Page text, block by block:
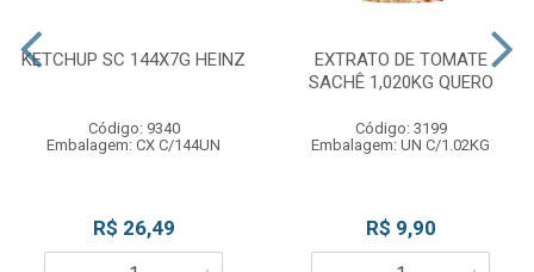
KETCHUP SC 144X7G HEINZ
Código: 9340
Embalagem: CX C/144UN
R$ 26,49
EXTRATO DE TOMATE
SACHÊ 1,020KG QUERO
Código: 3199
Embalagem: UN C/1.02KG
R$ 9,90